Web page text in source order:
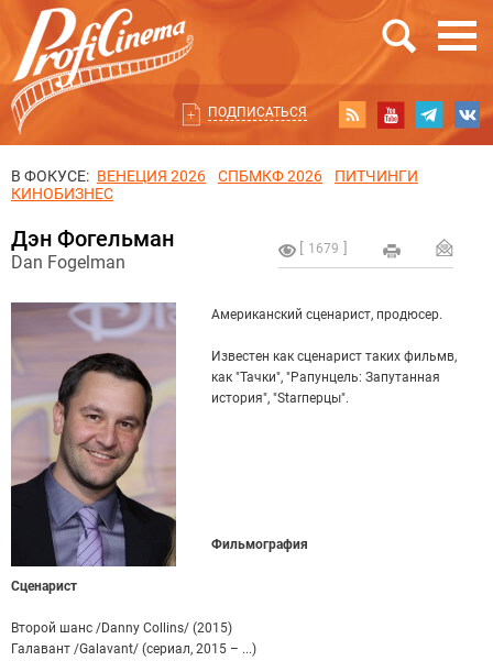
ПОДПИСАТЬСЯ
В ФОКУСЕ: ВЕНЕЦИЯ 2026 СПБМКФ 2026
ПИТЧИНГИ
КИНОБИЗНЕС
1679
Дэн Фогельман
Dan Fogelman
Американский сценарист, продюсер.
Известен как сценарист таких фильмв,
как "Тачки", "Рапунцель: Запутанная
история", "Starперцы".
Фильмография
Сценарист
Второй шанс /Danny Collins/ (2015)
Галавант /Galavant/ (сериал, 2015 – ...)